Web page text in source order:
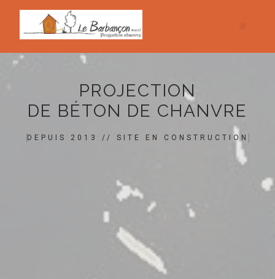
PROJECTION
DE BÉTON DE CHANVRE
DEPUIS 2013 // SITE EN CONSTRUCTION